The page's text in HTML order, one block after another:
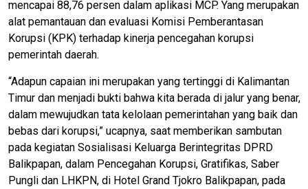
mencapai 88,76 persen dalam aplikasi MCP. Yang merupakan
alat pemantauan dan evaluasi Komisi Pemberantasan
Korupsi (KPK) terhadap kinerja pencegahan korupsi
pemerintah daerah.
“Adapun capaian ini merupakan yang tertinggi di Kalimantan
Timur dan menjadi bukti bahwa kita berada di jalur yang benar,
dalam mewujudkan tata kelolaan pemerintahan yang baik dan
bebas dari korupsi,” ucapnya, saat memberikan sambutan
pada kegiatan Sosialisasi Keluarga Berintegritas DPRD
Balikpapan, dalam Pencegahan Korupsi, Gratifikas, Saber
Pungli dan LHKPN, di Hotel Grand Tjokro Balikpapan, pada